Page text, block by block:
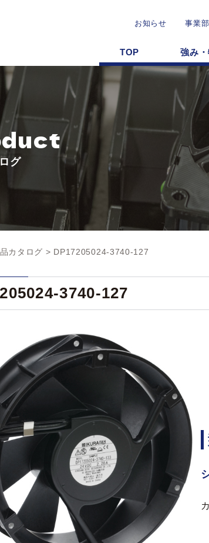
お知らせ 事業
TOP 強み
グ
カタログ > DP17205024-3740-127
3740-127